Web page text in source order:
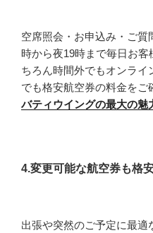
空席照会・お申込み・ご
時から夜19時まで毎日お
ちろん時間外でもオンライ
でも格安航空券の料金をご
バティウイングの最大の魅
4.変更可能な航空券も格
出張や突然のご予定に最適